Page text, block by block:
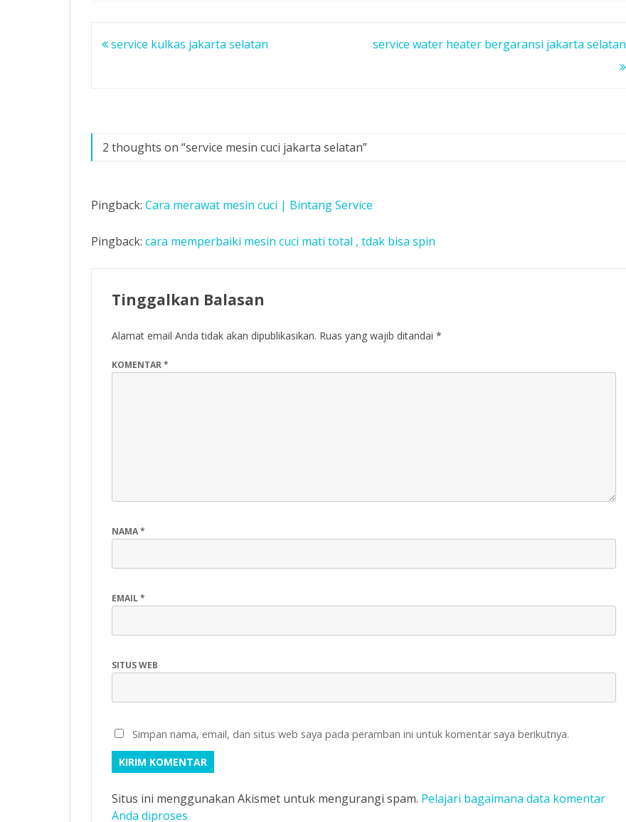
Navigasi
service kulkas jakarta selatan service water heater bergaransi jakarta selatan
2 thoughts on “service mesin cuci jakarta selatan”
Pingback: Cara merawat mesin cuci | Bintang Service
Pingback: cara memperbaiki mesin cuci mati total , tdak bisa spin
Tinggalkan Balasan
Alamat email Anda tidak akan dipublikasikan. Ruas yang wajib ditandai *
KOMENTAR*
NAMA*
EMAIL*
SITUS WEB
Simpan nama, email, dan situs web saya pada peramban ini untuk komentar saya berikutnya.
Situs ini menggunakan Akismet untuk mengurangi spam. Pelajari bagaimana data komentar
Anda diproses